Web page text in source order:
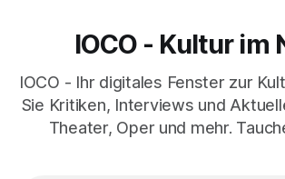
IOCO - Kultur im
IOCO - Ihr digitales Fenster zur
Sie Kritiken, Interviews und
Theater, Oper und mehr.